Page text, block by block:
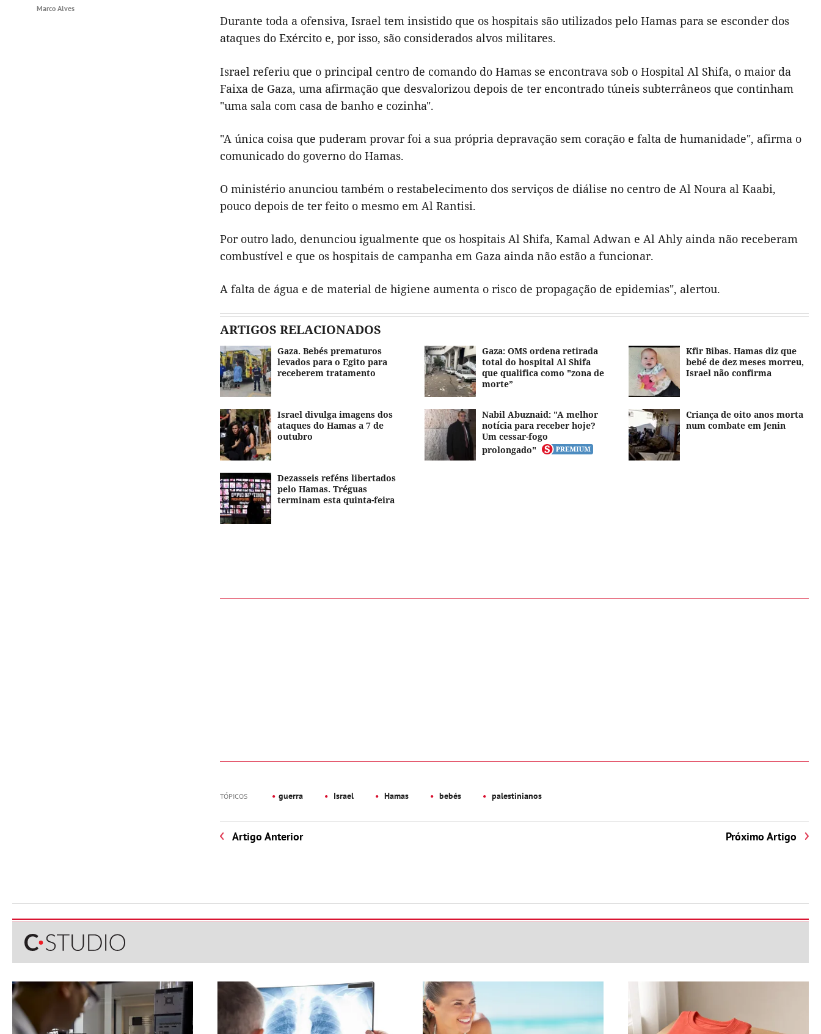
Marco Alves
Durante toda a ofensiva, Israel tem insistido que os hospitais são utilizados pelo Hamas para se esconder dos
ataques do Exército e, por isso, são considerados alvos militares.
Israel referiu que o principal centro de comando do Hamas se encontrava sob o Hospital Al Shifa, o maior da
Faixa de Gaza, uma afirmação que desvalorizou depois de ter encontrado túneis subterrâneos que continham
"uma sala com casa de banho e cozinha".
"A única coisa que puderam provar foi a sua própria depravação sem coração e falta de humanidade", afirma o
comunicado do governo do Hamas.
O ministério anunciou também o restabelecimento dos serviços de diálise no centro de Al Noura al Kaabi,
pouco depois de ter feito o mesmo em Al Rantisi.
Por outro lado, denunciou igualmente que os hospitais Al Shifa, Kamal Adwan e Al Ahly ainda não receberam
combustível e que os hospitais de campanha em Gaza ainda não estão a funcionar.
A falta de água e de material de higiene aumenta o risco de propagação de epidemias", alertou.
ARTIGOS RELACIONADOS
Gaza. Bebés prematuros
levados para o Egito para
receberem tratamento
Gaza: OMS ordena retirada
total do hospital Al Shifa
que qualifica como "zona de
morte”
Kfir Bibas. Hamas diz que
bebé de dez meses morreu,
Israel não confirma
Israel divulga imagens dos
ataques do Hamas a 7 de
outubro
Nabil Abuznaid: "A melhor
notícia para receber hoje?
Um cessar-fogo
prolongado"
Criança de oito anos morta
num combate em Jenin
Dezasseis reféns libertados
pelo Hamas. Tréguas
terminam esta quinta-feira
TÓPICOS guerra Israel Hamas bebés palestinianos
Artigo Anterior Próximo Artigo